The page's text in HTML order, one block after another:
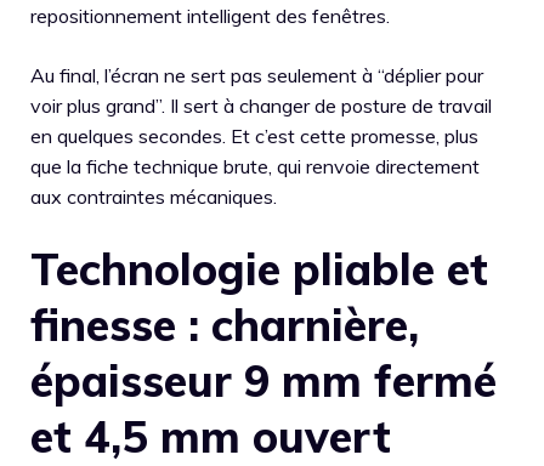
repositionnement intelligent des fenêtres.
Au final, l’écran ne sert pas seulement à “déplier pour
voir plus grand”. Il sert à changer de posture de travail
en quelques secondes. Et c’est cette promesse, plus
que la fiche technique brute, qui renvoie directement
aux contraintes mécaniques.
Technologie pliable et
finesse : charnière,
épaisseur 9 mm fermé
et 4,5 mm ouvert